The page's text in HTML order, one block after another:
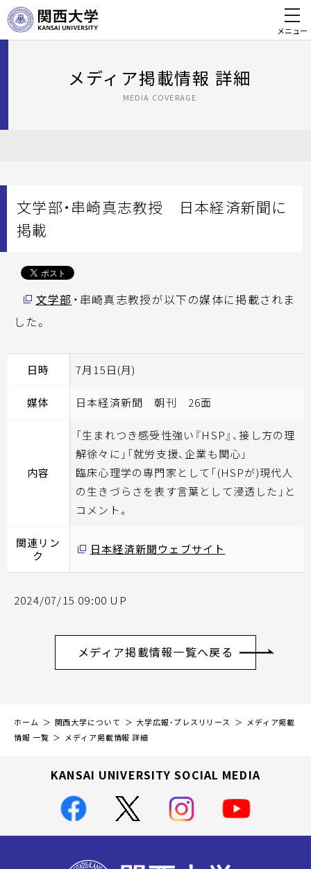
メニュー
メディア掲載情報 詳細
MEDIA COVERAGE
文学部・串崎真志教授 日本経済新聞に
掲載
文学部 ・串崎真志教授が以下の媒体に掲載されま
した。
日時 7月15日(月)
媒体 日本経済新聞 朝刊 26面
内容
「生まれつき感受性強い『HSP』、接し方の理
解徐々に」「就労支援、企業も関心」
臨床心理学の専門家として「(HSPが)現代人
の生きづらさを表す言葉として浸透した」と
コメント。
関連リン
ク
日本経済新聞ウェブサイト
2024/07/15 09:00 UP
メディア掲載情報一覧へ戻る
ホーム 関西大学について 大学広報・プレスリリース
メディア掲載
情報 一覧
メディア掲載情報 詳細
KANSAI UNIVERSITY SOCIAL MEDIA